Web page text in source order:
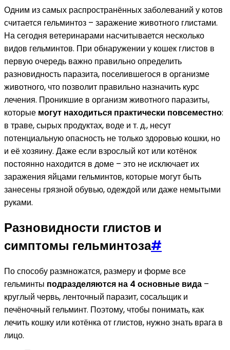
Одним из самых распространённых заболеваний у котов
считается гельминтоз – заражение животного глистами.
На сегодня ветеринарами насчитывается несколько
видов гельминтов. При обнаружении у кошек глистов в
первую очередь важно правильно определить
разновидность паразита, поселившегося в организме
животного, что позволит правильно назначить курс
лечения. Проникшие в организм животного паразиты,
которые могут находиться практически повсеместно:
в траве, сырых продуктах, воде и т. д., несут
потенциальную опасность не только здоровью кошки, но
и её хозяину. Даже если взрослый кот или котёнок
постоянно находится в доме – это не исключает их
заражения яйцами гельминтов, которые могут быть
занесены грязной обувью, одеждой или даже немытыми
руками.
Разновидности глистов и
симптомы гельминтоза#
По способу размножатся, размеру и форме все
гельминты подразделяются на 4 основные вида –
круглый червь, ленточный паразит, сосальщик и
печёночный гельминт. Поэтому, чтобы понимать, как
лечить кошку или котёнка от глистов, нужно знать врага в
лицо.